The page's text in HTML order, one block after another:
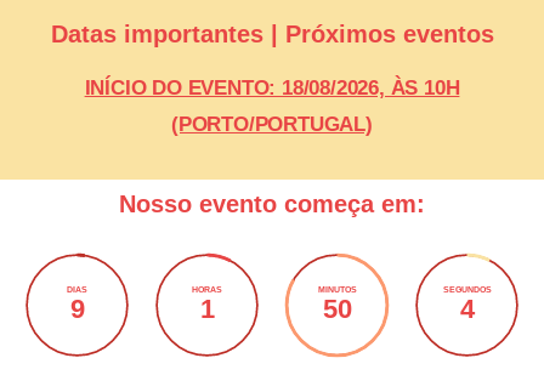
Datas importantes | Próximos eventos
INÍCIO DO EVENTO: 18/08/2026, ÀS 10H
(PORTO/PORTUGAL)
Nosso evento começa em:
DIAS
9
HORAS
1
MINUTOS
50
SEGUNDOS
4